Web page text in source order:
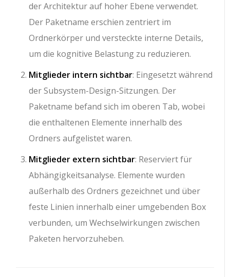
der Architektur auf hoher Ebene verwendet.
Der Paketname erschien zentriert im
Ordnerkörper und versteckte interne Details,
um die kognitive Belastung zu reduzieren.
Mitglieder intern sichtbar: Eingesetzt während
der Subsystem-Design-Sitzungen. Der
Paketname befand sich im oberen Tab, wobei
die enthaltenen Elemente innerhalb des
Ordners aufgelistet waren.
Mitglieder extern sichtbar: Reserviert für
Abhängigkeitsanalyse. Elemente wurden
außerhalb des Ordners gezeichnet und über
feste Linien innerhalb einer umgebenden Box
verbunden, um Wechselwirkungen zwischen
Paketen hervorzuheben.